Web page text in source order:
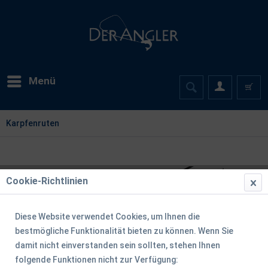
Menü
Karpfenruten
Cookie-Richtlinien
Diese Website verwendet Cookies, um Ihnen die
bestmögliche Funktionalität bieten zu können. Wenn Sie
damit nicht einverstanden sein sollten, stehen Ihnen
folgende Funktionen nicht zur Verfügung: